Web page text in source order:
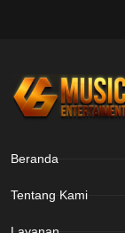
Beranda
Tentang Kami